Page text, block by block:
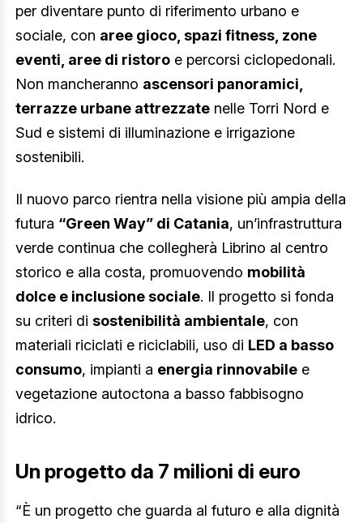
per diventare punto di riferimento urbano e
sociale, con aree gioco, spazi fitness, zone
eventi, aree di ristoro e percorsi ciclopedonali.
Non mancheranno ascensori panoramici,
terrazze urbane attrezzate nelle Torri Nord e
Sud e sistemi di illuminazione e irrigazione
sostenibili.
Il nuovo parco rientra nella visione più ampia della
futura “Green Way” di Catania, un’infrastruttura
verde continua che collegherà Librino al centro
storico e alla costa, promuovendo mobilità
dolce e inclusione sociale. Il progetto si fonda
su criteri di sostenibilità ambientale, con
materiali riciclati e riciclabili, uso di LED a basso
consumo, impianti a energia rinnovabile e
vegetazione autoctona a basso fabbisogno
idrico.
Un progetto da 7 milioni di euro
“È un progetto che guarda al futuro e alla dignità